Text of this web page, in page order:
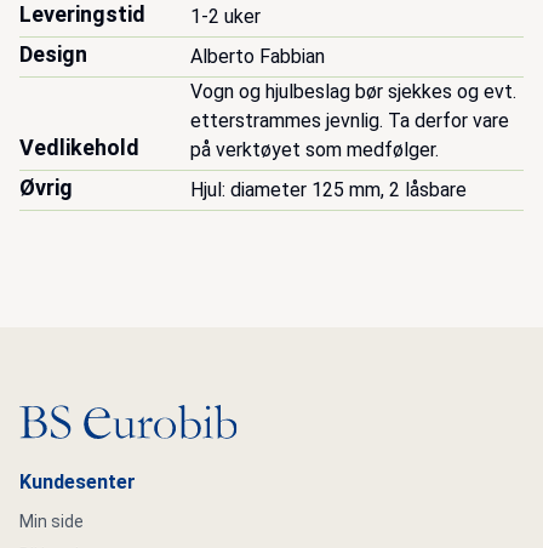
Leveringstid 1-2 uker
Design Alberto Fabbian
Vedlikehold
Vogn og hjulbeslag bør sjekkes og evt.
etterstrammes jevnlig. Ta derfor vare
på verktøyet som medfølger.
Øvrig Hjul: diameter 125 mm, 2 låsbare
Gå til hovedsiden
Kundesenter
Min side